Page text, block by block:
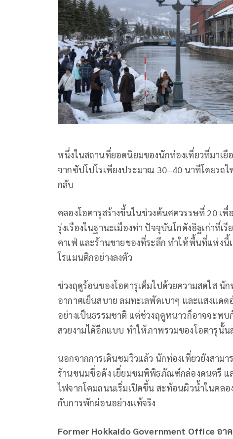
หนึ่งในสถานที่ยอดนิยมของนักท่องเที่ยวที่มาเยื
จากซัปโปโรเพียงประมาณ 30–40 นาทีโดยรถ
กลับ
คลองโอตารุสร้างขึ้นในช่วงต้นศตวรรษที่ 20 เ
รุ่งเรืองในฐานะเมืองท่า ปัจจุบันโกดังอิฐเก่าที่เ
คาเฟ่ และร้านขายของที่ระลึก ทำให้พื้นที่แห่ง
โรแมนติกอย่างลงตัว
ช่วงฤดูร้อนของโอตารุเต็มไปด้วยความสดใส นั
อากาศเย็นสบาย ลมทะเลพัดเบาๆ และแสงแด
อย่างเป็นธรรมชาติ แต่ช่วงฤดูหนาวก็อาจจะพ
สวยงามได้อีกแบบ ทำให้ภาพรวมของโอตารุนั้น
นอกจากการเดินชมวิวแล้ว นักท่องเที่ยวยังสาม
ร้านขนมชื่อดัง เยี่ยมชมพิพิธภัณฑ์กล่องดนตรี แล
ไฟจากโคมถนนเริ่มเปิดขึ้น สะท้อนผิวน้ำในคล
กับการพักผ่อนอย่างแท้จริง
Former Hokkaido Government Office อาค